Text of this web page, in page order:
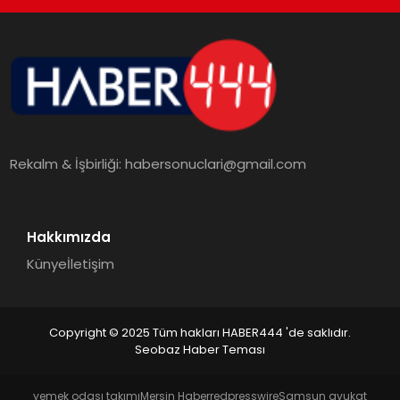
MAGAZIN
EGITIM
YAŞAM
Rekalm & İşbirliği:habersonuclari@gmail.com
Hakkımızda
Künyeİletişim
Copyright © 2025 Tüm hakları HABER444 'de saklıdır.
Seobaz Haber Teması
yemek odası takımıMersin HaberredpresswireSamsun avukat